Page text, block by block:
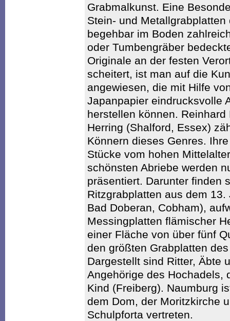
Grabmalkunst. Eine
Stein- und
begehbar im Boden
oder Tumbengräber
Originale an der festen
scheitert, ist man auf die
angewiesen, die mit Hilfe
Japanpapier eindrucksvolle
herstellen können.
Herring (Shalford, Essex)
Könnern dieses Genres.
Stücke vom hohen
schönsten Abriebe werden
präsentiert. Darunter finden
Ritzgrabplatten aus dem
Bad Doberan, Cobham),
Messingplatten flämischer
einer Fläche von über fünf
den größten Grabplatten
Dargestellt sind Ritter, Äbte
Angehörige des Hochadels,
Kind (Freiberg). Naumburg
dem Dom, der Moritzkirche
Schulpforta vertreten.